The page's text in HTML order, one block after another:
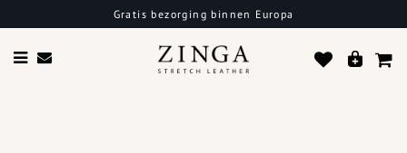
Gratis bezorging binnen Europa